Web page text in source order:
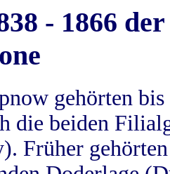
- 1866
gehörten
die beiden
Früher